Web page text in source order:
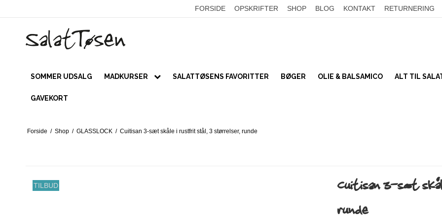
FORSIDE OPSKRIFTER SHOP BLOG KONTAKT RETURNERING
SOMMER UDSALG MADKURSER
Online forløb
SALATTØSENS FAVORITTER BØGER OLIE & BALSAMICO ALT TIL
BÆLGFRUGTER
GAVEKORT
Forside / Shop / GLASSLOCK / Cuitisan 3-sæt skåle i rustfrit stål, 3 størrelser, runde
TILBUD
Cuitisan 3-sæt
runde